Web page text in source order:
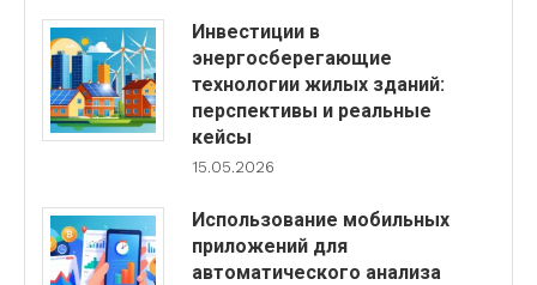
Инвестиции в
энергосберегающие
технологии жилых зданий:
перспективы и реальные
кейсы
15.05.2026
Использование мобильных
приложений для
автоматического анализа